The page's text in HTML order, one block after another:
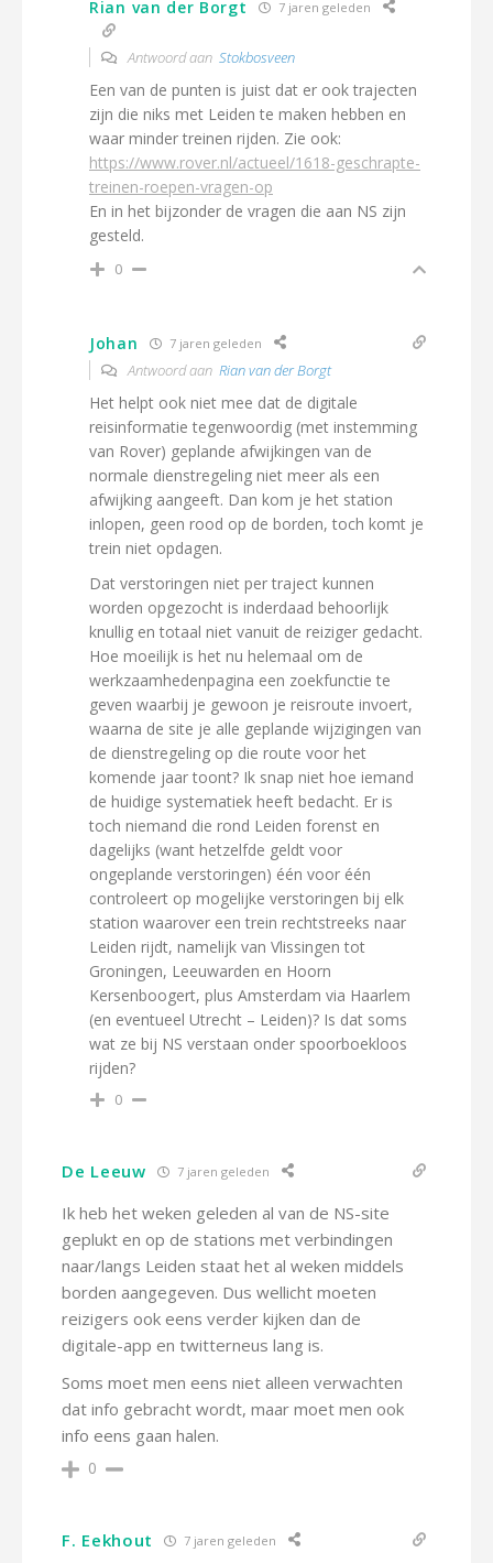
Rian van der Borgt 7 jaren geleden
Antwoord aan Stokbosveen
Een van de punten is juist dat er ook trajecten
zijn die niks met Leiden te maken hebben en
waar minder treinen rijden. Zie ook:
https://www.rover.nl/actueel/1618-geschrapte-
treinen-roepen-vragen-op
En in het bijzonder de vragen die aan NS zijn
gesteld.
0
Johan 7 jaren geleden
Antwoord aan Rian van der Borgt
Het helpt ook niet mee dat de digitale
reisinformatie tegenwoordig (met instemming
van Rover) geplande afwijkingen van de
normale dienstregeling niet meer als een
afwijking aangeeft. Dan kom je het station
inlopen, geen rood op de borden, toch komt je
trein niet opdagen.
Dat verstoringen niet per traject kunnen
worden opgezocht is inderdaad behoorlijk
knullig en totaal niet vanuit de reiziger gedacht.
Hoe moeilijk is het nu helemaal om de
werkzaamhedenpagina een zoekfunctie te
geven waarbij je gewoon je reisroute invoert,
waarna de site je alle geplande wijzigingen van
de dienstregeling op die route voor het
komende jaar toont? Ik snap niet hoe iemand
de huidige systematiek heeft bedacht. Er is
toch niemand die rond Leiden forenst en
dagelijks (want hetzelfde geldt voor
ongeplande verstoringen) één voor één
controleert op mogelijke verstoringen bij elk
station waarover een trein rechtstreeks naar
Leiden rijdt, namelijk van Vlissingen tot
Groningen, Leeuwarden en Hoorn
Kersenboogert, plus Amsterdam via Haarlem
(en eventueel Utrecht – Leiden)? Is dat soms
wat ze bij NS verstaan onder spoorboekloos
rijden?
0
De Leeuw 7 jaren geleden
Ik heb het weken geleden al van de NS-site
geplukt en op de stations met verbindingen
naar/langs Leiden staat het al weken middels
borden aangegeven. Dus wellicht moeten
reizigers ook eens verder kijken dan de
digitale-app en twitterneus lang is.
Soms moet men eens niet alleen verwachten
dat info gebracht wordt, maar moet men ook
info eens gaan halen.
0
F. Eekhout 7 jaren geleden